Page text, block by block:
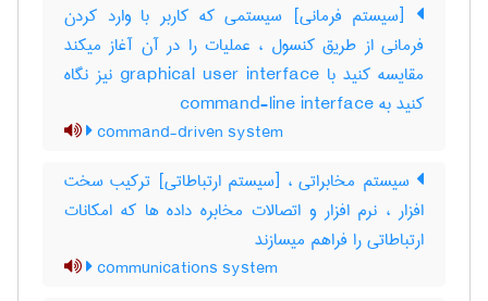
[سیستم فرمانی] سیستمی که کاربر با وارد کردن
فرمانی از طریق کنسول ، عملیات را در آن آغاز میکند
مقایسه کنید با ‎graphical user interface نیز نگاه
کنید به ‎ command-line interface
command-driven system
سیستم مخابراتی ، [سیستم ارتباطاتی] ترکیب سخت
افزار ، نرم افزار و اتصالات مخابره داده ها که امکانات
ارتباطاتی را فراهم میسازند
communications system